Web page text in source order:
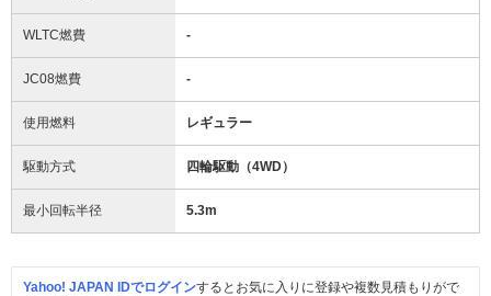
WLTC燃費 -
JC08燃費 -
使用燃料 レギュラー
駆動方式 四輪駆動（4WD）
最小回転半径 5.3m
Yahoo! JAPAN IDでログインするとお気に入りに登録や複数見積もりがで